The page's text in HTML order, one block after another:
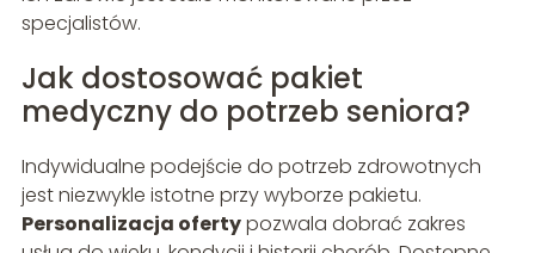
specjalistów.
Jak dostosować pakiet
medyczny do potrzeb seniora?
Indywidualne podejście do potrzeb zdrowotnych
jest niezwykle istotne przy wyborze pakietu.
Personalizacja ofertypozwala dobrać zakres